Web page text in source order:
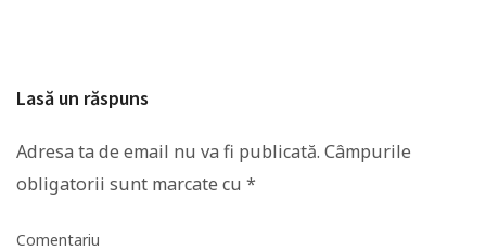
Lasă un răspuns
Adresa ta de email nu va fi publicată. Câmpurile
obligatorii sunt marcate cu *
Comentariu